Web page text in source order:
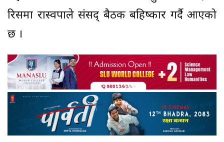
रिसमा रास्वपाले संसद् बैठक बहिष्कार गर्दै आएको
छ ।